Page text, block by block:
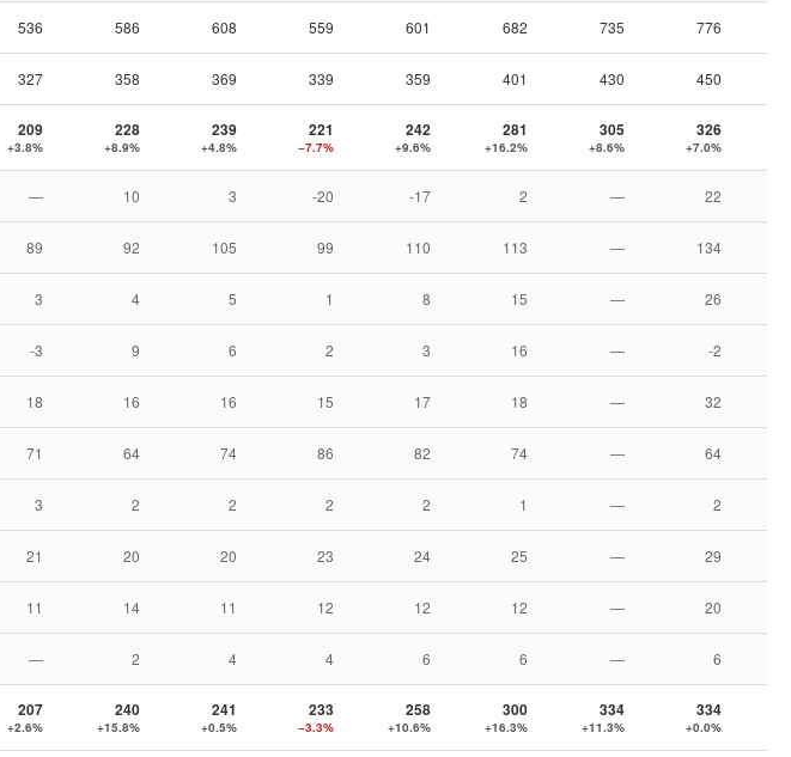
536 586 608 559 601 682 735 776
327 358 369 339 359 401 430 450
209
+3.8%
228
+8.9%
239
+4.8%
221
−7.7%
242
+9.6%
281
+16.2%
305
+8.6%
326
+7.0%
— 10 3 -20 -17 2 — 22
89 92 105 99 110 113 — 134
3 4 5 1 8 15 — 26
-3 9 6 2 3 16 — -2
18 16 16 15 17 18 — 32
71 64 74 86 82 74 — 64
3 2 2 2 2 1 — 2
21 20 20 23 24 25 — 29
11 14 11 12 12 12 — 20
— 2 4 4 6 6 — 6
207
+2.6%
240
+15.8%
241
+0.5%
233
−3.3%
258
+10.6%
300
+16.3%
334
+11.3%
334
+0.0%